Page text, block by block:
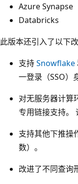
Azure Synapse
Databricks
此版本还引入了以下改
支持Snowflake
一登录（SSO）
对无服务器计算
专用链接支持。
支持其他下推操
数）。
改进了不同查询